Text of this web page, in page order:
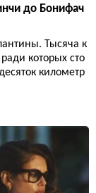
до Бонифач
Тысяча к
которых сто
километр